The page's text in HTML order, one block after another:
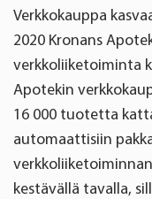
Verkkokauppa
2020 Kronans
verkkoliiketoiminta
Apotekin
16 000 tuotetta
automaattisiin
kestävällä tavalla,